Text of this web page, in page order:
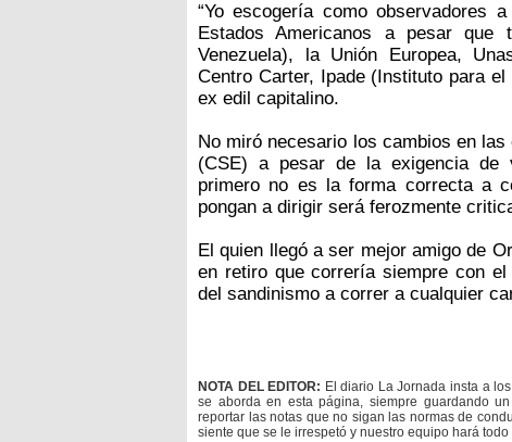
“Yo escogería como observadores
Estados Americanos a pesar que
Venezuela), la Unión Europea,
Centro Carter, Ipade (Instituto para
ex edil capitalino.
No miró necesario los cambios en
(CSE) a pesar de la exigencia de
primero no es la forma correcta a
pongan a dirigir será ferozmente
El quien llegó a ser mejor amigo de
en retiro que correría siempre con
del sandinismo a correr a cualquier
NOTA DEL EDITOR: El diario La Jornada insta a
se aborda en esta página, siempre guardando
reportar las notas que no sigan las normas de
siente que se le irrespetó y nuestro equipo hará